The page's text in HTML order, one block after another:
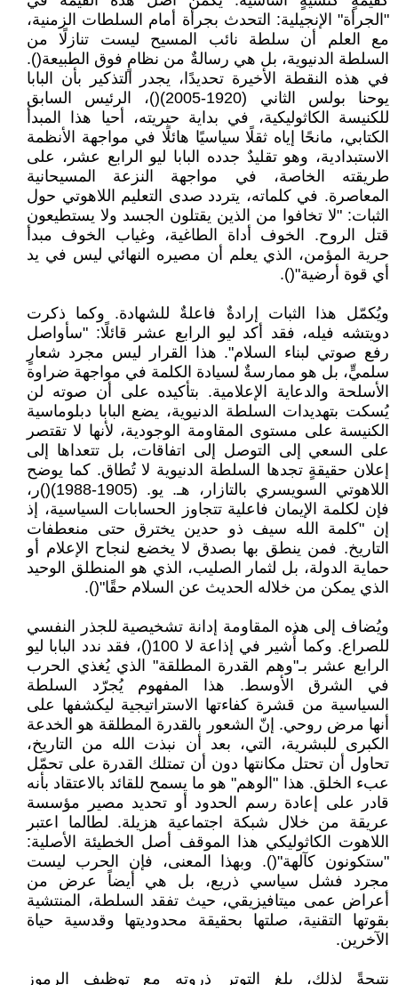
"الجرأة" الإنجيلية: التحدث بجرأة أمام السلطات الزمنية،
مع العلم أن سلطة نائب المسيح ليست تنازلًا من
السلطة الدنيوية، بل هي رسالةٌ من نظامٍ فوق الطبيعة().
في هذه النقطة الأخيرة تحديدًا، يجدر التذكير بأن البابا
يوحنا بولس الثاني (1920-2005)()، الرئيس السابق
للكنيسة الكاثوليكية، في بداية حبريته، أحيا هذا المبدأ
الكتابي، مانحًا إياه ثقلًا سياسيًا هائلًا في مواجهة الأنظمة
الاستبدادية، وهو تقليدٌ جدده البابا ليو الرابع عشر، على
طريقته الخاصة، في مواجهة النزعة المسيحانية
المعاصرة. في كلماته، يتردد صدى التعليم اللاهوتي حول
الثبات: "لا تخافوا من الذين يقتلون الجسد ولا يستطيعون
قتل الروح. الخوف أداة الطاغية، وغياب الخوف مبدأ
حرية المؤمن، الذي يعلم أن مصيره النهائي ليس في يد
أي قوة أرضية"().
ويُكمّل هذا الثبات إرادةٌ فاعلةٌ للشهادة. وكما ذكرت
دويتشه فيله، فقد أكد ليو الرابع عشر قائلًا: "سأواصل
رفع صوتي لبناء السلام". هذا القرار ليس مجرد شعارٍ
سلميٍّ، بل هو ممارسةٌ لسيادة الكلمة في مواجهة ضراوة
الأسلحة والدعاية الإعلامية. بتأكيده على أن صوته لن
يُسكت بتهديدات السلطة الدنيوية، يضع البابا دبلوماسية
الكنيسة على مستوى المقاومة الوجودية، لأنها لا تقتصر
على السعي إلى التوصل إلى اتفاقات، بل تتعداها إلى
إعلان حقيقةٍ تجدها السلطة الدنيوية لا تُطاق. كما يوضح
اللاهوتي السويسري بالتازار، هـ. يو. (1905-1988)()ر،
فإن لكلمة الإيمان فاعلية تتجاوز الحسابات السياسية، إذ
إن "كلمة الله سيف ذو حدين يخترق حتى منعطفات
التاريخ. فمن ينطق بها بصدق لا يخضع لنجاح الإعلام أو
حماية الدولة، بل لثمار الصليب، الذي هو المنطلق الوحيد
الذي يمكن من خلاله الحديث عن السلام حقًا"().
ويُضاف إلى هذه المقاومة إدانة تشخيصية للجذر النفسي
للصراع. وكما أُشير في إذاعة لا 100()، فقد ندد البابا ليو
الرابع عشر بـ"وهم القدرة المطلقة" الذي يُغذي الحرب
في الشرق الأوسط. هذا المفهوم يُجرّد السلطة
السياسية من قشرة كفاءتها الاستراتيجية ليكشفها على
أنها مرض روحي. إنّ الشعور بالقدرة المطلقة هو الخدعة
الكبرى للبشرية، التي، بعد أن نبذت الله من التاريخ،
تحاول أن تحتل مكانتها دون أن تمتلك القدرة على تحمّل
عبء الخلق. هذا "الوهم" هو ما يسمح للقائد بالاعتقاد بأنه
قادر على إعادة رسم الحدود أو تحديد مصير مؤسسة
عريقة من خلال شبكة اجتماعية هزيلة. لطالما اعتبر
اللاهوت الكاثوليكي هذا الموقف أصل الخطيئة الأصلية:
"ستكونون كآلهة"(). وبهذا المعنى، فإن الحرب ليست
مجرد فشل سياسي ذريع، بل هي أيضاً عرض من
أعراض عمى ميتافيزيقي، حيث تفقد السلطة، المنتشية
بقوتها التقنية، صلتها بحقيقة محدوديتها وقدسية حياة
الآخرين.
نتيجةً لذلك، بلغ التوتر ذروته مع توظيف الرموز